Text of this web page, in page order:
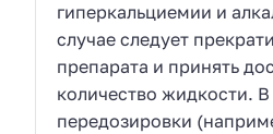
гиперкальциемии и
случае следует
препарата и принять
количество жидкости.
передозировки